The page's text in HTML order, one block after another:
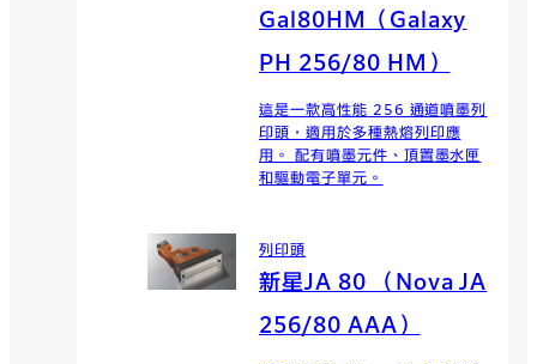
Gal80HM（Galaxy
PH 256/80 HM）
這是一款高性能 256 通道噴墨列
印頭，適用於多種熱熔列印應
用。 配有噴墨元件、頂置墨水匣
和驅動電子單元。
列印頭
新星JA 80 （Nova JA
256/80 AAA）